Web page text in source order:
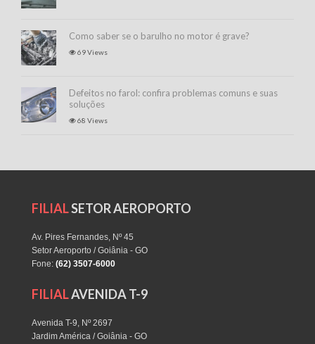
Como saber se o barulho no motor é grave?
69 Views
Defeitos no farol: confira problemas comuns e suas
soluções
68 Views
FILIALSETOR AEROPORTO
Av. Pires Fernandes, Nº 45
Setor Aeroporto / Goiânia - GO
Fone: (62) 3507-6000
FILIALAVENIDA T-9
Avenida T-9, Nº 2697
Jardim América / Goiânia - GO